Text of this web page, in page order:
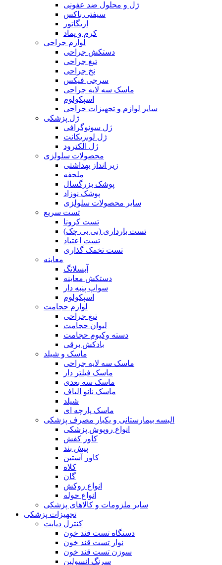
ژل و محلول ضد عفونی
سیفتی باکس
اریگاتور
کرم و پماد
لوازم جراحی
دستکش جراحی
تیغ جراحی
نخ جراحی
سرجی فیکس
ماسک سه لایه جراحی
اسپکولوم
سایر لوازم و تجهیزات حراجی
ژل پزشکی
ژل سونوگرافی
ژل لوبریکانت
ژل الکترود
محصولات سلولزی
زیر انداز بهداشتی
ملحفه
پوشک بزرگسال
پوشک نوزاد
سایر محصولات سلولزی
تست سریع
تست کرونا
تست بارداری (بی بی چک)
تست اعتیاد
تست تخمک گذاری
معاینه
آبسلانگ
دستکش معاینه
سواپ پنبه دار
اسپکولوم
لوازم حجامت
تیغ جراحی
لیوان حجامت
دسته وکیوم حجامت
بادکش برقی
ماسک و شیلد
ماسک سه لایه جراحی
ماسک فیلتر دار
ماسک سه بعدی
ماسک نانو الیاف
شیلد
ماسک پارچه ای
البسه بیمارستانی و یکبار مصرف پزشکی
انواع روپوش پزشکی
کاور کفش
پیش بند
کاور آستین
کلاه
گان
انواع روکش
انواع حوله
سایر ملزومات و کالاهای پزشکی
تجهیزات پزشکی
کنترل دیابت
دستگاه تست قند خون
نوار تست قند خون
سوزن تست قند خون
سرنگ انسولین